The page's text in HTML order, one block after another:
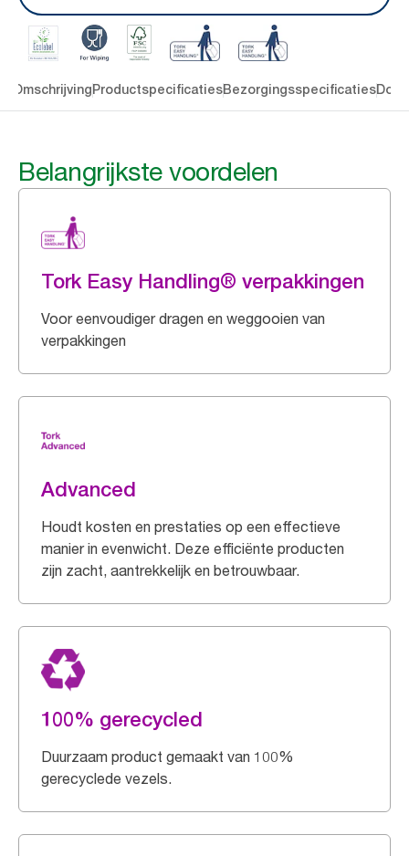
OmschrijvingProductspecificatiesBezorgingsspecificaties
Belangrijkste voordelen
Tork Easy Handling® verpakkingen
Voor eenvoudiger dragen en weggooien van
verpakkingen
Advanced
Houdt kosten en prestaties op een effectieve
manier in evenwicht. Deze efficiënte producten
zijn zacht, aantrekkelijk en betrouwbaar.
100% gerecycled
Duurzaam product gemaakt van 100%
gerecyclede vezels.